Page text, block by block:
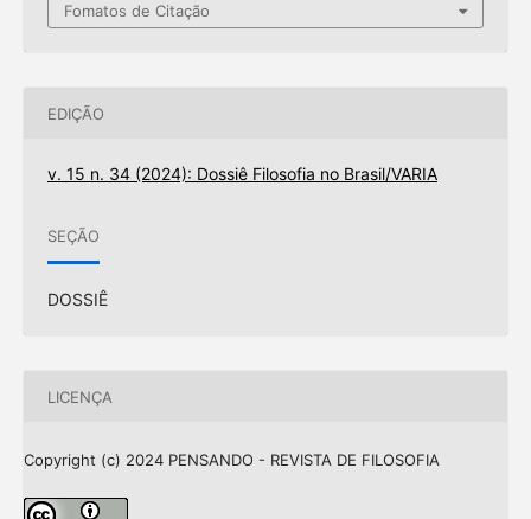
Fomatos de Citação
EDIÇÃO
v. 15 n. 34 (2024): Dossiê Filosofia no Brasil/VARIA
SEÇÃO
DOSSIÊ
LICENÇA
Copyright (c) 2024 PENSANDO - REVISTA DE FILOSOFIA